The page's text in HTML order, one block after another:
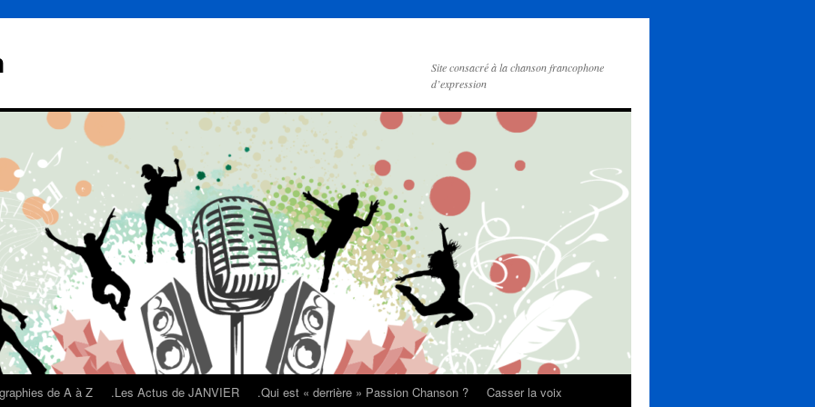
Site consacré à la chanson francophone
d’expression
de A à Z .Les Actus de JANVIER .Qui est « derrière » Passion Chanson ?
Casser la voix